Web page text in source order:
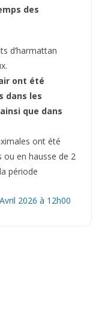
des
d’harmattan
ont été
dans les
que dans
ont été
ou en hausse de 2
période
2026 à 12h00